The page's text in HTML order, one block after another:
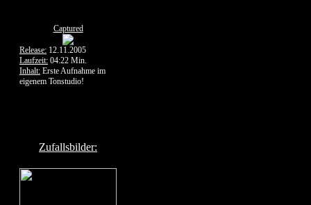
Captured
Release: 12.11.2005
Laufzeit: 04:22 Min.
Inhalt: Erste Aufnahme im
eigenem Tonstudio!
Zufallsbilder: